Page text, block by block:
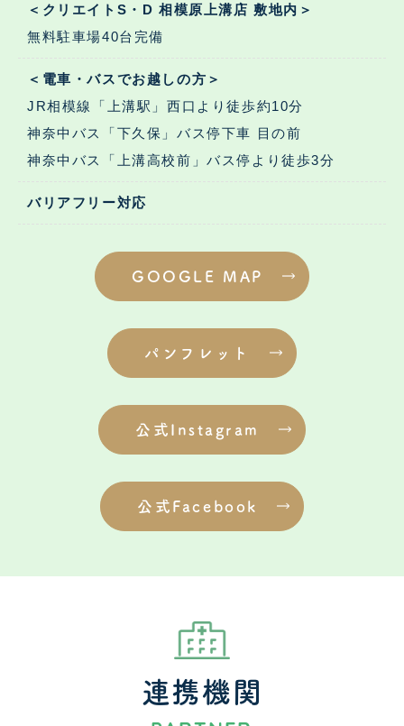
＜クリエイトS・D 相模原上溝店 敷地内＞
無料駐車場40台完備
＜電車・バスでお越しの方＞
JR相模線「上溝駅」西口より徒歩約10分
神奈中バス「下久保」バス停下車 目の前
神奈中バス「上溝高校前」バス停より徒歩3分
バリアフリー対応
GOOGLE MAP
パンフレット
公式Instagram
公式Facebook
連携機関